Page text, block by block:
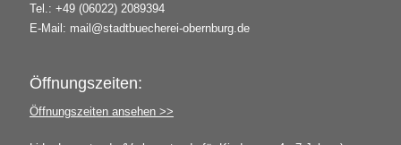
Tel.: +49 (06022) 2089394
E-Mail: mail@stadtbuecherei-obernburg.de
Öffnungszeiten:
Öffnungszeiten ansehen >>